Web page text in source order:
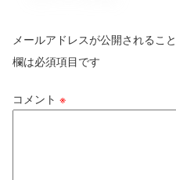
メールアドレスが公開されるこ
欄は必須項目です
コメント ※